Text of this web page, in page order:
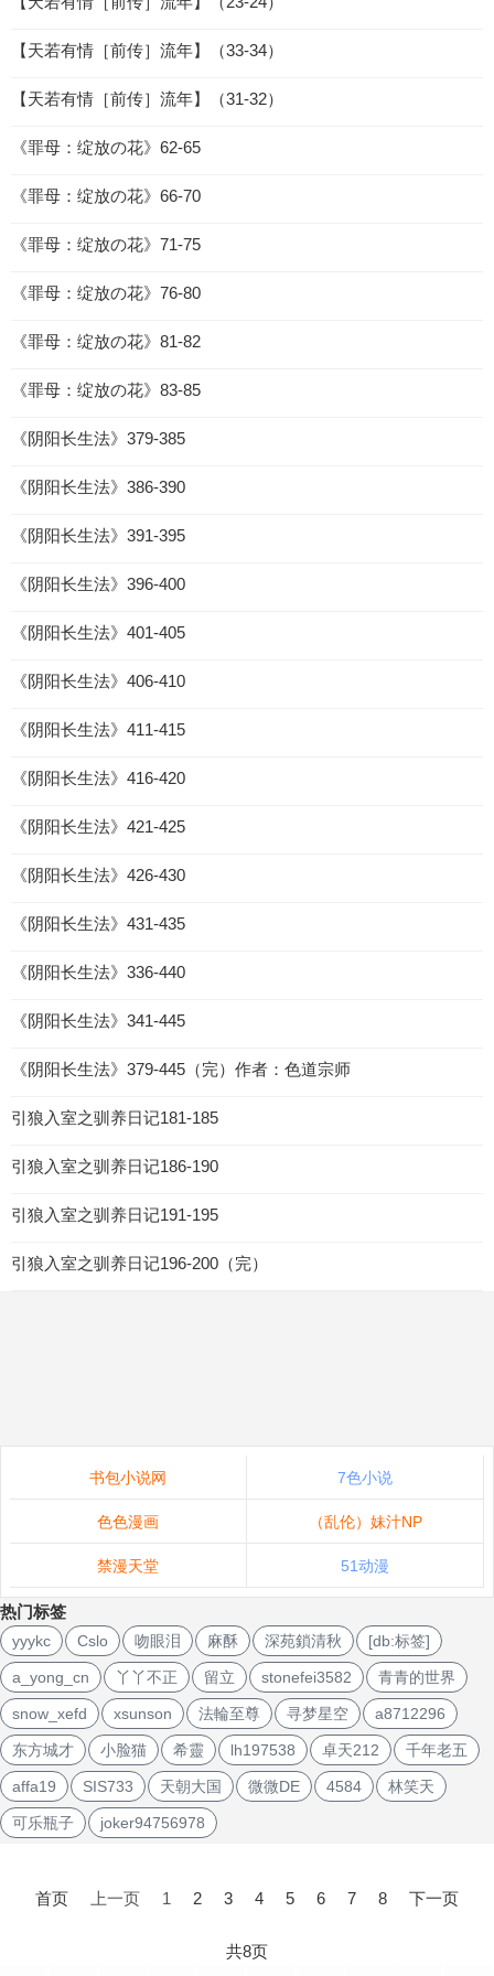
【天若有情［前传］流年】（33-34）
【天若有情［前传］流年】（31-32）
《罪母：绽放の花》62-65
《罪母：绽放の花》66-70
《罪母：绽放の花》71-75
《罪母：绽放の花》76-80
《罪母：绽放の花》81-82
《罪母：绽放の花》83-85
《阴阳长生法》379-385
《阴阳长生法》386-390
《阴阳长生法》391-395
《阴阳长生法》396-400
《阴阳长生法》401-405
《阴阳长生法》406-410
《阴阳长生法》411-415
《阴阳长生法》416-420
《阴阳长生法》421-425
《阴阳长生法》426-430
《阴阳长生法》431-435
《阴阳长生法》336-440
《阴阳长生法》341-445
《阴阳长生法》379-445（完）作者：色道宗师
引狼入室之驯养日记181-185
引狼入室之驯养日记186-190
引狼入室之驯养日记191-195
引狼入室之驯养日记196-200（完）
书包小说网 7色小说
色色漫画 （乱伦）妹汁NP
禁漫天堂 51动漫
热门标签
yyykc Cslo 吻眼泪 麻酥 深苑鎖清秋 [db:标签]
a_yong_cn 丫丫不正 留立 stonefei3582 青青的世界
snow_xefd xsunson 法輪至尊 寻梦星空 a8712296
东方城才 小脸猫 希靈 lh197538 卓天212 千年老五
affa19 SIS733 天朝大国 微微DE 4584 林笑天
可乐瓶子 joker94756978
首页 上一页 1 2 3 4 5 6 7 8 下一页
共8页